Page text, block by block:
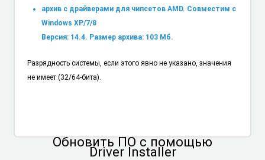
архив с драйверами для чипсетов AMD. Совместим с
Windows XP/7/8
Версия: 14.4. Размер архива: 103 Мб.
Разрядность системы, если этого явно не указано, значения
не имеет (32/64-бита).
Обновить ПОс помощью
Driver Installer